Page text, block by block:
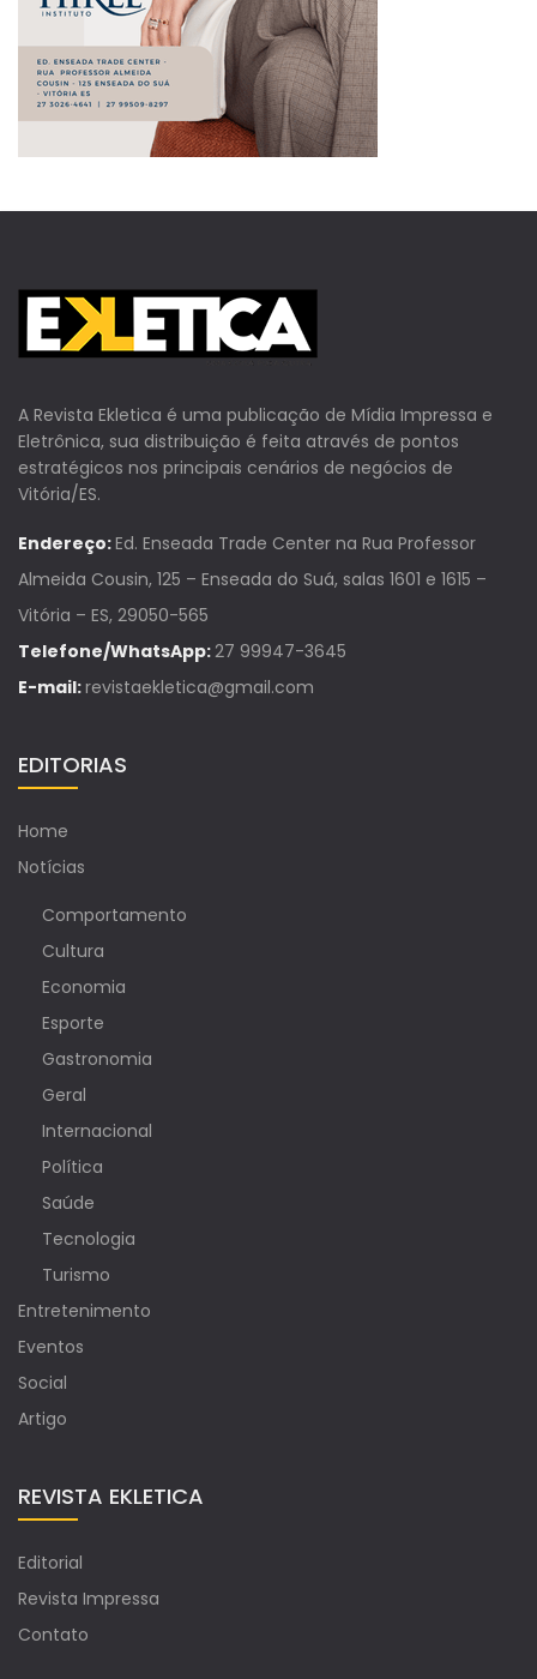
A Revista Ekletica é uma publicação de Mídia Impressa e
Eletrônica, sua distribuição é feita através de pontos
estratégicos nos principais cenários de negócios de
Vitória/ES.
Endereço:Ed. Enseada Trade Center na Rua Professor
Almeida Cousin, 125 – Enseada do Suá, salas 1601 e 1615 –
Vitória – ES, 29050-565
Telefone/WhatsApp:27 99947-3645
E-mail:revistaekletica@gmail.com
EDITORIAS
Home
Notícias
Comportamento
Cultura
Economia
Esporte
Gastronomia
Geral
Internacional
Política
Saúde
Tecnologia
Turismo
Entretenimento
Eventos
Social
Artigo
REVISTA EKLETICA
Editorial
Revista Impressa
Contato